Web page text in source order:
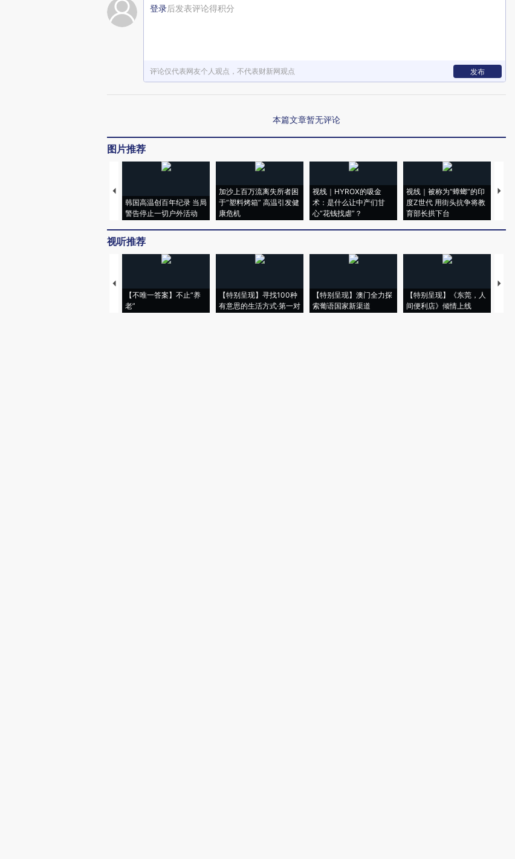
登录后发表评论得积分
评论仅代表网友个人观点，不代表财新网观点 发布
本篇文章暂无评论
图片推荐
韩国高温创百年纪录 当局
警告停止一切户外活动
加沙上百万流离失所者困
于“塑料烤箱” 高温引发健
康危机
视线｜HYROX的吸金
术：是什么让中产们甘
心“花钱找虐”？
视线｜被称为“蟑螂”的印
度Z世代 用街头抗争将教
育部长拱下台
视线
视听推荐
【不唯一答案】不止“养
老”
【特别呈现】寻找100种
有意思的生活方式·第一对
【特别呈现】澳门全力探
索葡语国家新渠道
【特别呈现】《东莞，人
间便利店》倾情上线
【
会